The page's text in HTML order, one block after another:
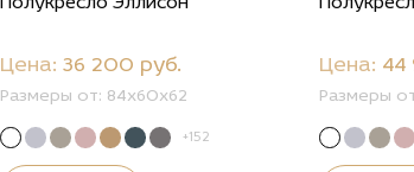
Цена: 36 200 руб.
Размеры от: 84x60x62
+152
Цена: 44
Размеры